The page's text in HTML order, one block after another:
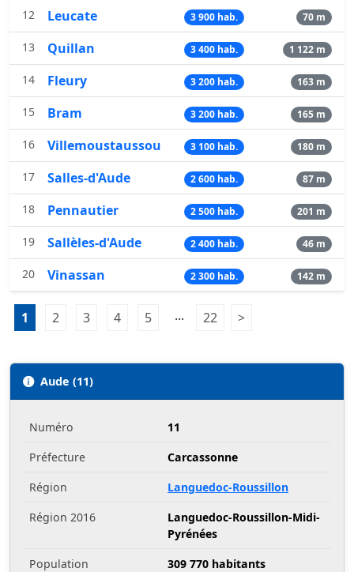
12 Leucate 3 900 hab. 70 m
13 Quillan 3 400 hab. 1 122 m
14 Fleury 3 200 hab. 163 m
15 Bram 3 200 hab. 165 m
16 Villemoustaussou 3 100 hab. 180 m
17 Salles-d'Aude 2 600 hab. 87 m
18 Pennautier 2 500 hab. 201 m
19 Sallèles-d'Aude 2 400 hab. 46 m
20 Vinassan 2 300 hab. 142 m
Pagination:
1 Page 1
2 Page 2
3 Page 3
4 Page 4
5 Page 5
... 22 Page 22
>
Aude (11)
Numéro
11
Préfecture
Carcassonne
Région
Languedoc-Roussillon
Région 2016
Languedoc-Roussillon-Midi-
Pyrénées
Population
309 770 habitants